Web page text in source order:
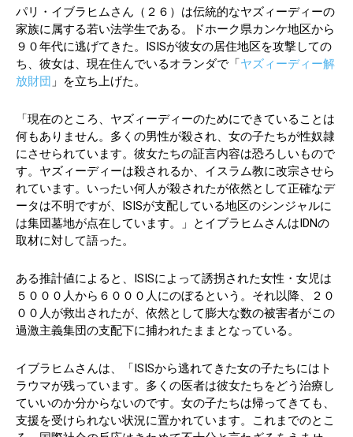
パリ・イブラヒムさん（２６）は伝統的なヤズィーディーの
家族に属する若い法学生である。ドホーク県カンケ地区から
９０年代に逃げてきた。ISISが彼女の居住地区を攻撃しての
ち、彼女は、現在住んでいるオランダで「ヤズィーディー解
放財団 」を立ち上げた。
「現在のところ、ヤズィーディーのためにできていることは
何もありません。多くの男性が殺され、女の子たちが性奴隷
にさせられています。彼女たちの証言内容は恐ろしいもので
す。ヤズィーディーは殺されるか、イスラム教に改宗させら
れています。いったい何人が殺されたが依然として正確なデ
ータは不明ですが、ISISが支配している地区のシンジャルに
は集団墓地が点在しています。」とイブラヒムさんはIDNの
取材に対して語った。
ある推計値によると、ISISによって誘拐された女性・女児は
５０００人から６０００人にのぼるという。それ以降、２０
００人が救出されたが、依然として膨大な数の被害者がこの
過激主義集団の支配下に捕われたままとなっている。
イブラヒムさんは、「ISISから逃れてきた女の子たちにはト
ラウマが残っています。多くの医者は彼女たちをどう治療し
ていいのか分からないのです。女の子たちは帰ってきても、
支援を受けられない状況に置かれています。これまでのとこ